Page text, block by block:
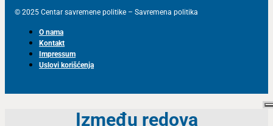
© 2025 Centar savremene politike – Savremena politika
O nama
Kontakt
Impressum
Uslovi korišćenja
Između redova